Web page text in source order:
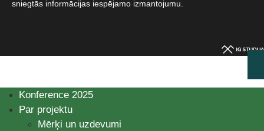
sniegtās informācijas iespējamo izmantojumu.​
Konference 2025
Par projektu
Mērķi un uzdevumi